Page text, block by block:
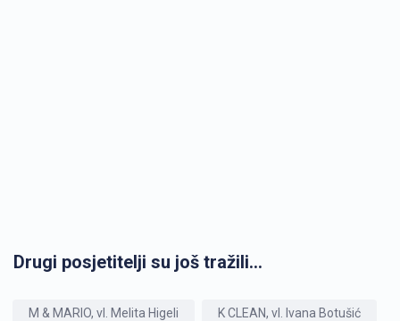
Drugi posjetitelji su još tražili...
M & MARIO, vl. Melita Higeli K CLEAN, vl. Ivana Botušić